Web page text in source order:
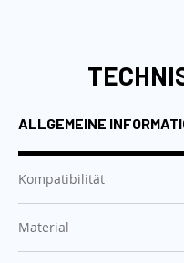
ALLGEMEINE
Kompatibilität
Material